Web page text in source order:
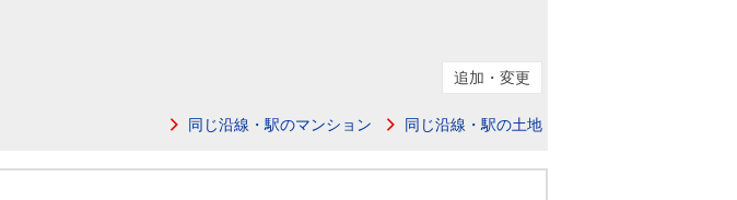
おすすめ物件から探す
追加・変更
同じ沿線・駅のマンション 同じ沿線・駅の土地